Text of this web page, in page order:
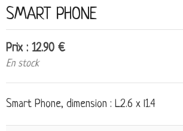
SMART PHONE
Prix : 12.90 €
En stock
Smart Phone, dimension : L2.6 x l1.4